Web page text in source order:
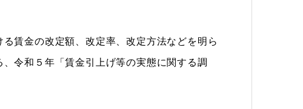
賃金の改定額、改定率、改定方法などを明ら
令和５年「賃金引上げ等の実態に関する調